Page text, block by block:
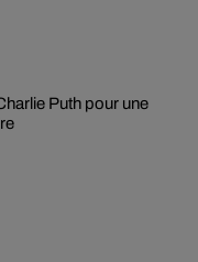
Puth pour une